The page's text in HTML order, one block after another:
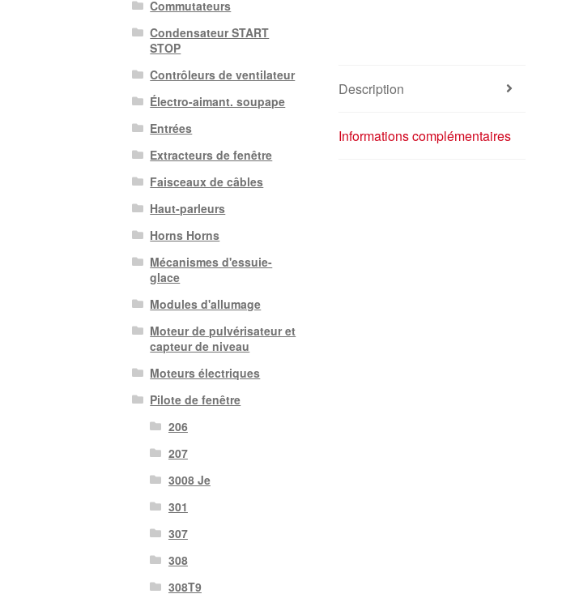
Description
Informations complémentaires
Commutateurs
Condensateur START
STOP
Contrôleurs de ventilateur
Électro-aimant. soupape
Entrées
Extracteurs de fenêtre
Faisceaux de câbles
Haut-parleurs
Horns Horns
Mécanismes d'essuie-
glace
Modules d'allumage
Moteur de pulvérisateur et
capteur de niveau
Moteurs électriques
Pilote de fenêtre
206
207
3008 Je
301
307
308
308T9